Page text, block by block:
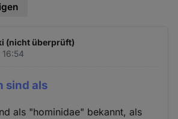
(nicht überprüft)
sind als
als "hominidae" bekannt, als